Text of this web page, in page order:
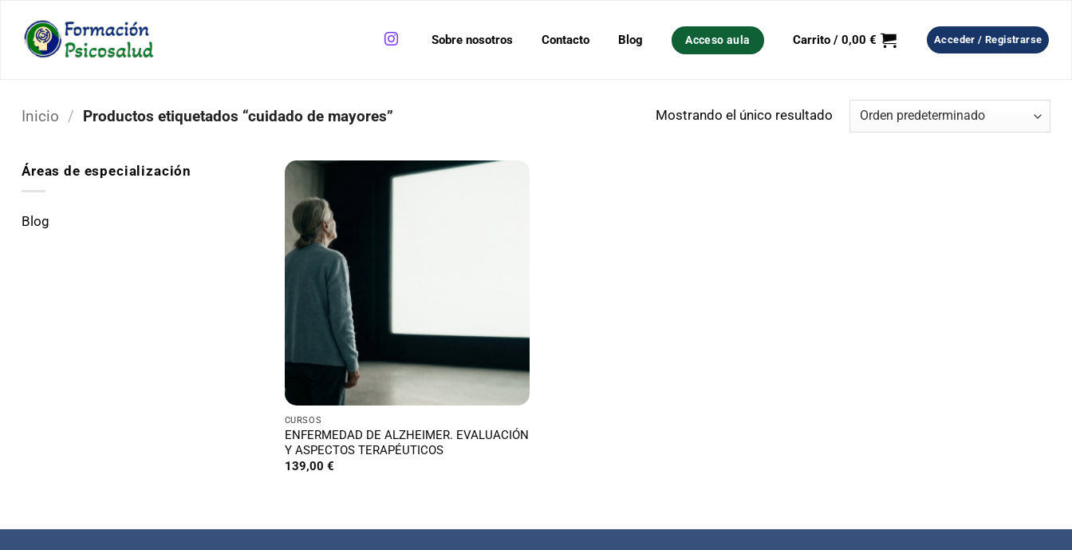
contenido
Sobre nosotros Contacto Blog Acceso aula Carrito /0,00€ Acceder / Registrarse
Inicio / Productos etiquetados “cuidado de mayores” Mostrando el único resultado
Áreas de especialización
Blog
CURSOS
ENFERMEDAD DE ALZHEIMER. EVALUACIÓN
Y ASPECTOS TERAPÉUTICOS
139,00 €